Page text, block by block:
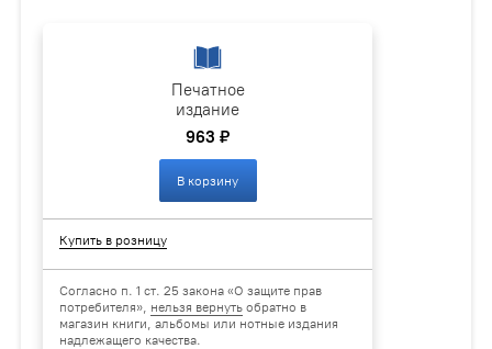
Печатное
издание
963 ₽
В корзину
Купить в розницу
Согласно п. 1 ст. 25 закона «О защите прав
потребителя», нельзя вернуть обратно в
магазин книги, альбомы или нотные издания
надлежащего качества.